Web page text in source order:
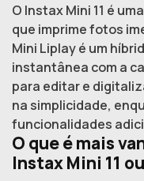
O Instax Mini 11 é
que imprime fotos
Mini Liplay é um
instantânea com a
para editar e
na simplicidade,
funcionalidades
O que é mais
Instax Mini 11